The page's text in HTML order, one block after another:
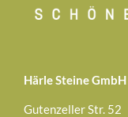
Härle Steine GmbH
Gutenzeller Str. 52